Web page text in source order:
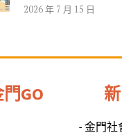
2026 年 7 月 15 日
GO
- 金門社